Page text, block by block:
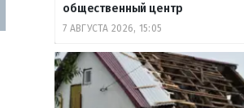
общественный центр
7 АВГУСТА 2026, 15:05